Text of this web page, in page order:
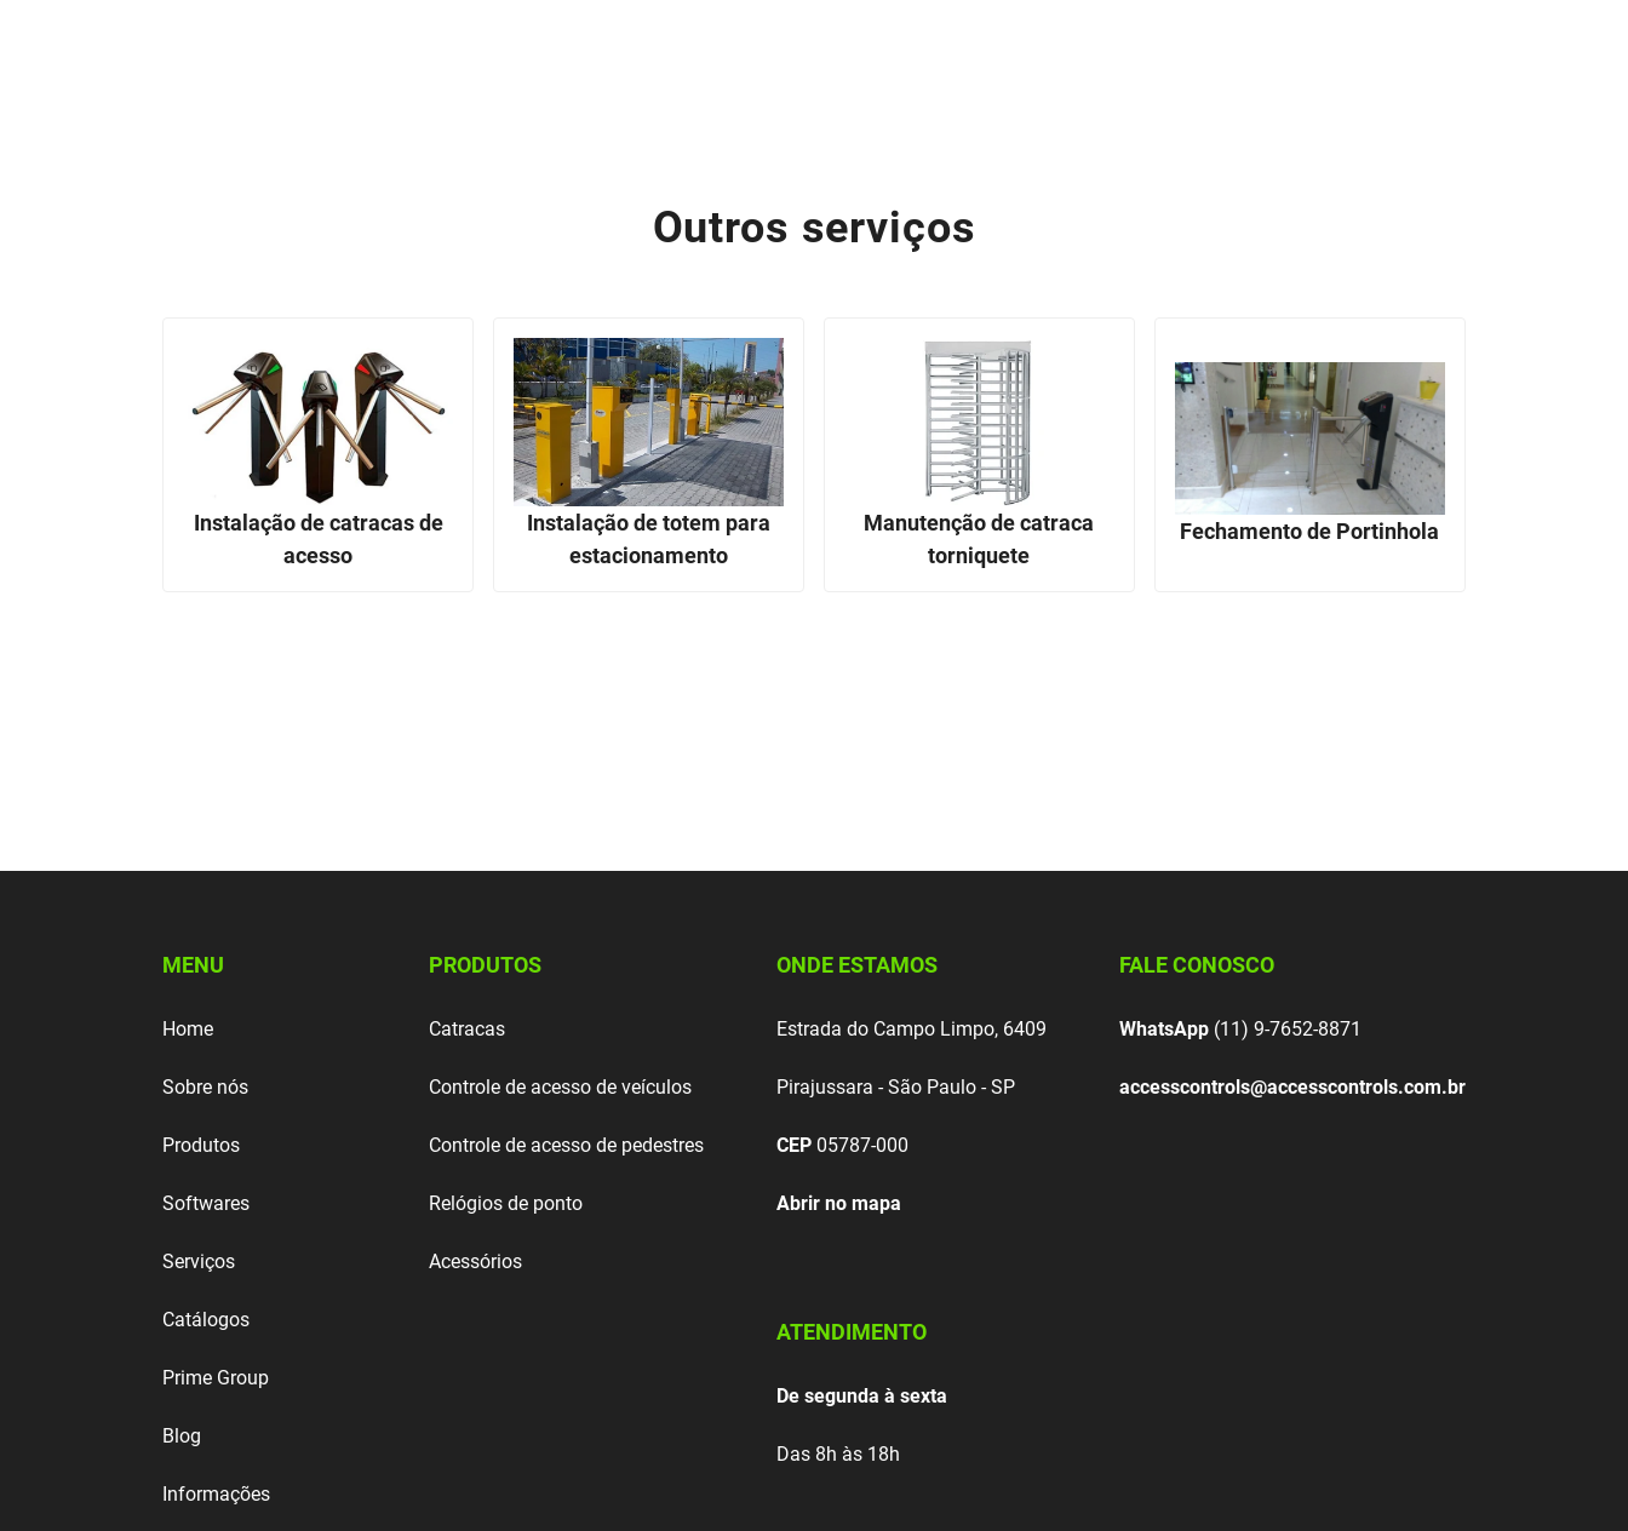
Outros serviços
Instalação de catracas de
acesso
Instalação de totem para
estacionamento
Manutenção de catraca
torniquete
Fechamento de Portinhola
MENU
Home
Sobre nós
Produtos
Softwares
Serviços
Catálogos
Prime Group
Blog
Informações
PRODUTOS
Catracas
Controle de acesso de veículos
Controle de acesso de pedestres
Relógios de ponto
Acessórios
ONDE ESTAMOS
Estrada do Campo Limpo, 6409
Pirajussara - São Paulo - SP
CEP05787-000
Abrir no mapa
ATENDIMENTO
De segunda à sexta
Das 8h às 18h
FALE CONOSCO
WhatsApp(11) 9-7652-8871
accesscontrols@accesscontrols.com.br